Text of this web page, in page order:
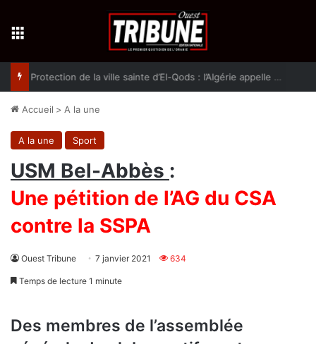
Accueil > A la une
A la une Sport
USM Bel-Abbès :
Une pétition de l’AG du CSA
contre la SSPA
Ouest Tribune 7 janvier 2021 634
Temps de lecture 1 minute
Des membres de l’assemblée